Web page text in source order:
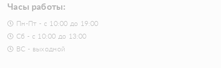
Часы работы:
Пн-Пт - с 10:00 до 19:00
Сб - с 10:00 до 13:00
ВС - выходной